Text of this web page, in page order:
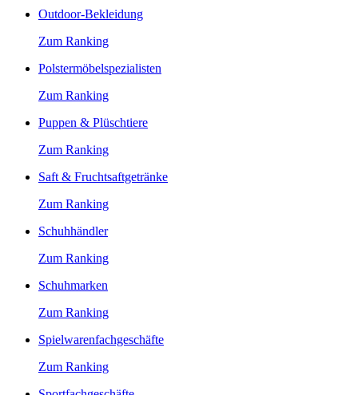
Outdoor-Bekleidung
Zum Ranking
Polstermöbelspezialisten
Zum Ranking
Puppen & Plüschtiere
Zum Ranking
Saft & Fruchtsaftgetränke
Zum Ranking
Schuhhändler
Zum Ranking
Schuhmarken
Zum Ranking
Spielwarenfachgeschäfte
Zum Ranking